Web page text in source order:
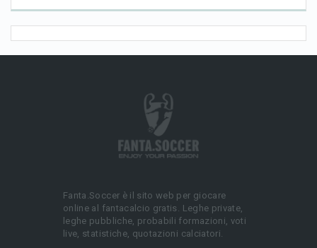
Fanta.Soccer è il sito web per giocare
online al fantacalcio gratis. Leghe private,
leghe pubbliche, probabili formazioni, voti
live, statistiche, quotazioni calciatori.